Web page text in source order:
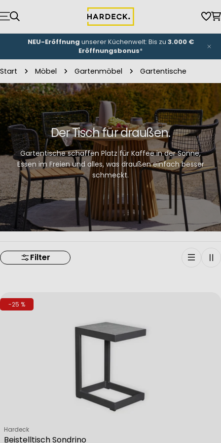
Inhalt
springen
NEU-Eröffnung unserer Küchenwelt: Bis zu 3.000 €
Eröffnungsbonus*
Start Möbel Gartenmöbel Gartentische
Der Tisch für draußen.
Gartentische schaffen Platz für Kaffee in der Sonne,
Essen im Freien und alles, was draußen einfach besser
schmeckt.
Filter
-25 %
Beistelltisch Sondrino
Verkäufer:
Hardeck